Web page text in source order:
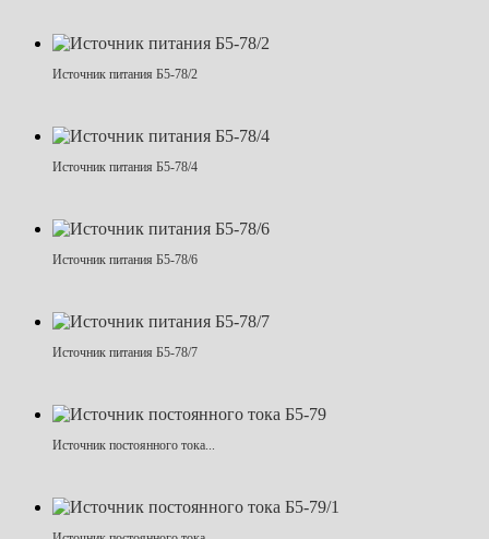
Источник питания Б5-78/2
Источник питания Б5-78/4
Источник питания Б5-78/6
Источник питания Б5-78/7
Источник постоянного тока...